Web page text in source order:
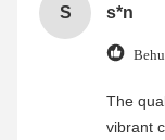
S s*n
The
vibrant